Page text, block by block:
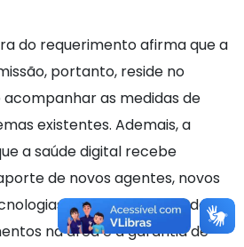
do requerimento afirma que a
portanto, reside no
as medidas de
existentes. Ademais, a
a saúde digital recebe
de novos agentes, novos
Manter-se a par dos
na área é a garantia de